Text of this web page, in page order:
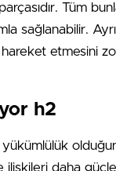
Tüm
sağlanabilir.
hareket etmesini
h2
ilişkileri daha